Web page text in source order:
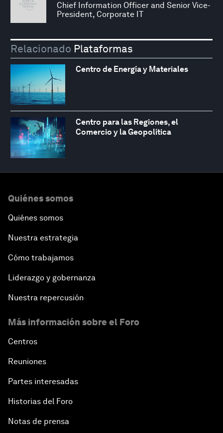
Chief Information Officer and Senior Vice-
President, Corporate IT
Relacionado Plataformas
Centro de Energía y Materiales
Centro para las Regiones, el
Comercio y la Geopolítica
Quiénes somos
Quiénes somos
Nuestra estrategia
Cómo trabajamos
Liderazgo y gobernanza
Nuestra repercusión
Más información sobre el Foro
Centros
Reuniones
Partes interesadas
Historias del Foro
Notas de prensa